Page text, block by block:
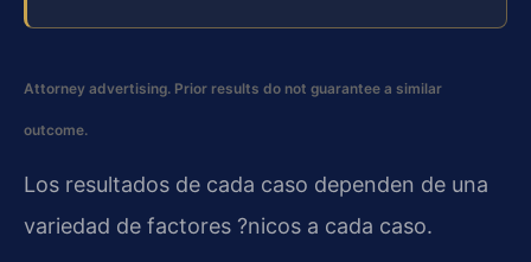
Attorney advertising. Prior results do not guarantee a similar
outcome.
Los resultados de cada caso dependen de una
variedad de factores ?nicos a cada caso.